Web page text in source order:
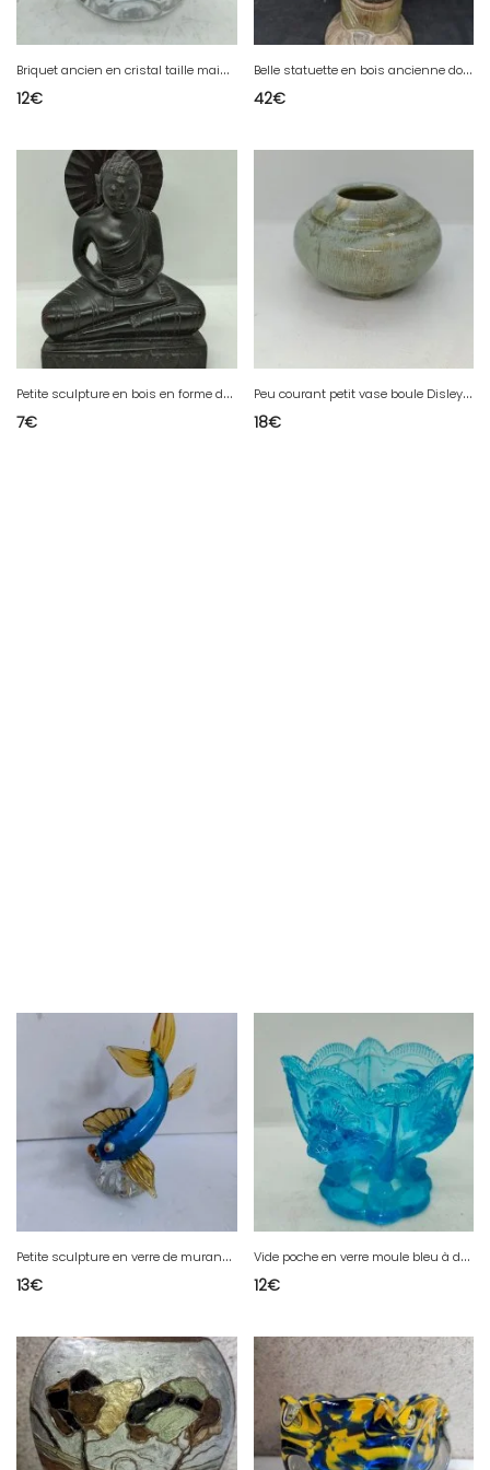
B
riquet ancien en cristal taille main en bon etat
12€
B
elle statuette en bois ancienne dorigine asiatique en bon etat
42€
P
etite sculpture en bois en forme de bouddha en bon etat
7€
P
eu courant petit vase boule Disley signé CD Nowell en bon etat
18€
P
etite sculpture en verre de murano a decor de poisson en bon etat
13€
V
ide poche en verre moule bleu à decor animalier en bon etat
12€